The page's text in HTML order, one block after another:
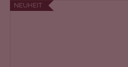
NEUHEIT